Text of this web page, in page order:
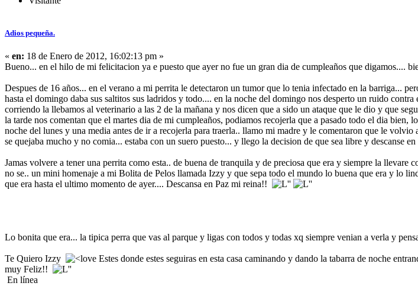
Adios pequeña.
« en: 18 de Enero de 2012, 16:02:13 pm »
Bueno... en el hilo de mi felicitacion ya e puesto que ayer no fue un gran dia de cumpleaños que digamos....
Despues de 16 años... en el verano a mi perrita le detectaron un tumor que lo tenia infectado en la barriga...
hasta el domingo daba sus saltitos sus ladridos y todo.... en la noche del domingo nos desperto un ruido
corriendo la llebamos al veterinario a las 2 de la mañana y nos dicen que a sido un ataque que le dio y que
la tarde nos comentan que el martes dia de mi cumpleaños, podiamos recojerla que a pasado todo el dia
noche del lunes y una media antes de ir a recojerla para traerla.. llamo mi madre y le comentaron que le
se quejaba mucho y no comia... estaba con un suero puesto... y llego la decision de que sea libre y descanse en
Jamas volvere a tener una perrita como esta.. de buena de tranquila y de preciosa que era y siempre la
no se.. un mini homenaje a mi Bolita de Pelos llamada Izzy y que sepa todo el mundo lo buena que era y lo
que era hasta el ultimo momento de ayer.... Descansa en Paz mi reina!!
Lo bonita que era... la tipica perra que vas al parque y ligas con todos y todas xq siempre venian a verla y
Te Quiero Izzy
Estes donde estes seguiras en esta casa caminando y dando la tabarra de noche
muy Feliz!!
En línea